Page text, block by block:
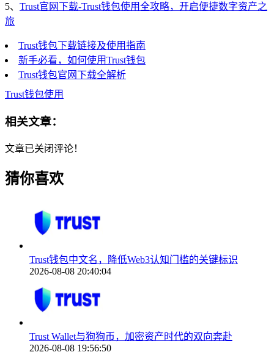
5、 Trust官网下载-Trust钱包使用全攻略，开启便捷数字资产之
旅
Trust钱包下载链接及使用指南
新手必看，如何使用Trust钱包
Trust钱包官网下载全解析
Trust钱包使用
相关文章：
文章已关闭评论！
猜你喜欢
Trust钱包中文名，降低Web3认知门槛的关键标识
2026-08-08 20:40:04
Trust Wallet与狗狗币，加密资产时代的双向奔赴
2026-08-08 19:56:50